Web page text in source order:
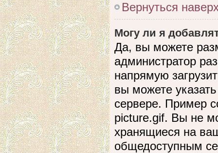
Вернуться
Могу ли я
Да, вы можете
администратор
напрямую
вы можете
сервере. Пример
picture.gif. Вы не
хранящиеся на
общедоступным